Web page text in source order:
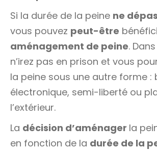
Si la durée de la peine ne
vous pouvez peut-être
aménagement de peine.
n’irez pas en prison et vous
la peine sous une autre forme :
électronique, semi-liberté ou
l’extérieur.
La décision d’aménager la
en fonction de la durée de la